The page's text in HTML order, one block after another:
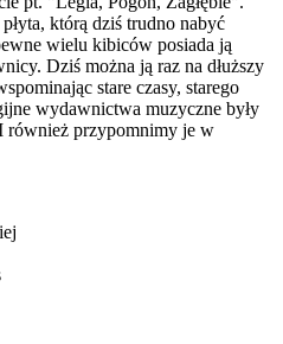
którą dziś trudno nabyć
wielu kibiców posiada ją
Dziś można ją raz na dłuższy
stare czasy, starego
wydawnictwa muzyczne były
również przypomnimy je w